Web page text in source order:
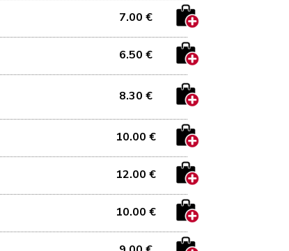
7.00 €
6.50 €
8.30 €
10.00 €
12.00 €
10.00 €